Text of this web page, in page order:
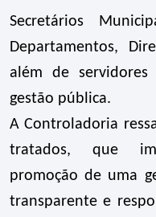
Secretários
Departamentos,
além de
gestão pública.
A Controladoria
tratados, que
promoção de uma
transparente e